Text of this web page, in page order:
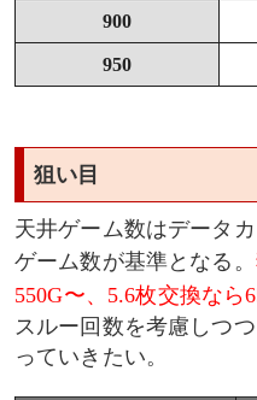
900
950
狙い目
天井ゲーム数はデータ
ゲーム数が基準となる。
550G〜、5.6枚交換なら
スルー回数を考慮しつ
っていきたい。